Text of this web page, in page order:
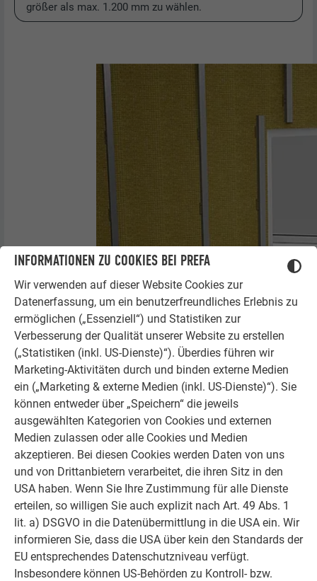
INFORMATIONEN ZU COOKIES BEI PREFA
Wir verwenden auf dieser Website Cookies zur
Datenerfassung, um ein benutzerfreundliches Erlebnis zu
ermöglichen („Essenziell“) und Statistiken zur
Verbesserung der Qualität unserer Website zu erstellen
(„Statistiken (inkl. US-Dienste)“). Überdies führen wir
Marketing-Aktivitäten durch und binden externe Medien
ein („Marketing & externe Medien (inkl. US-Dienste)“). Sie
können entweder über „Speichern“ die jeweils
ausgewählten Kategorien von Cookies und externen
Medien zulassen oder alle Cookies und Medien
akzeptieren. Bei diesen Cookies werden Daten von uns
und von Drittanbietern verarbeitet, die ihren Sitz in den
USA haben. Wenn Sie Ihre Zustimmung für alle Dienste
erteilen, so willigen Sie auch explizit nach Art. 49 Abs. 1
lit. a) DSGVO in die Datenübermittlung in die USA ein. Wir
informieren Sie, dass die USA über kein den Standards der
EU entsprechendes Datenschutzniveau verfügt.
Insbesondere können US-Behörden zu Kontroll- bzw.
größer als max. 1.200 mm zu wählen.
Unterkonstruktionsabstand
Beachten Sie die empfohlene max. Auskragung der PREFA
Strangpressprofile gemäß den statischen Anforderungen an
ungestützten Gebäudeecken/Randbereichen von max. einem
Viertel des Unterkonstruktionsabstandes: